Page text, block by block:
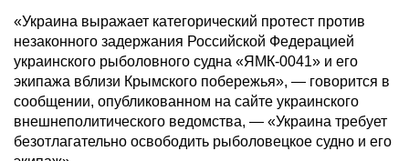
«Украина выражает категорический протест против
незаконного задержания Российской Федерацией
украинского рыболовного судна «ЯМК-0041» и его
экипажа вблизи Крымского побережья», — говорится в
сообщении, опубликованном на сайте украинского
внешнеполитического ведомства, — «Украина требует
безотлагательно освободить рыболовецкое судно и его